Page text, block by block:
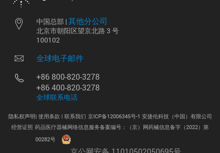
中国总部 |其他分公司
北京市朝阳区望京北路 3 号
100102
全球电子邮件
+86 800-820-3278
+86 400-820-3278
全球联系电话
隐私权声明| 使用条款 | 联系我们 京ICP备12006345号-1 安捷伦科技（中国）有限公司
经营证照 药品医疗器械网络信息服务备案编号：（京）网药械信息备字（2022）第
00282号